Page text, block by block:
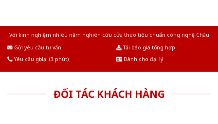
Với kinh nghiệm nhiêu năm nghiên cứu cửa theo tiêu chuẩn công nghệ Châu
Gửi yêu cầu tư vấn
Tải báo giá tổng hợp
Yêu cầu gọi lại (3 phút)
Dành cho đại lý
ĐỐI TÁC KHÁCH HÀNG